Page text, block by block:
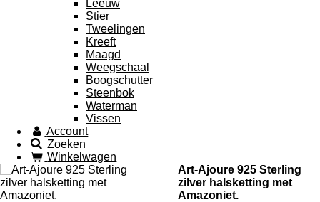
Leeuw
Stier
Tweelingen
Kreeft
Maagd
Weegschaal
Boogschutter
Steenbok
Waterman
Vissen
Account
Zoeken
Winkelwagen
Art-Ajoure 925 Sterling
zilver halsketting met
Amazoniet.